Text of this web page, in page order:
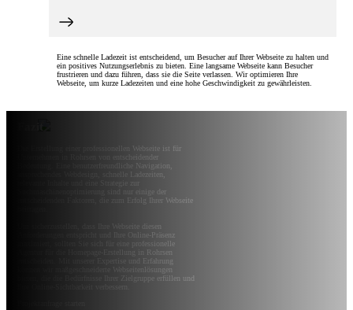
Eine schnelle Ladezeit ist entscheidend, um Besucher auf Ihrer Webseite zu halten und
ein positives Nutzungserlebnis zu bieten. Eine langsame Webseite kann Besucher
frustrieren und dazu führen, dass sie die Seite verlassen. Wir optimieren Ihre
Webseite, um kurze Ladezeiten und eine hohe Geschwindigkeit zu gewährleisten.
Die Erstellung einer professionellen Webseite ist für
Unternehmen in Rohrsen von entscheidender
Bedeutung. Eine benutzerfreundliche Navigation,
ansprechendes Webdesign, schnelle Ladezeiten,
Suchmaschinenoptimierung sind nur einige der
entscheidenden Faktoren, die zum Erfolg Ihrer Webseite
Um sicherzustellen, dass Ihre Webseite diesen
Anforderungen entspricht und Ihre Online-Präsenz
maximiert, sollten Sie sich für eine professionelle
Agentur für die Homepage-Erstellung in Rohrsen
entscheiden. Mit unserer Expertise und Erfahrung
können wir maßgeschneiderte Webseitenlösungen
bieten, die die Bedürfnisse Ihrer Zielgruppe erfüllen und